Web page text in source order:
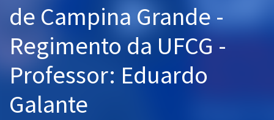
Mentorias
Questões grátis
Conteúdo gratuito
Aprovados
de Campina Grande -
Regimento da UFCG -
Professor: Eduardo
Galante